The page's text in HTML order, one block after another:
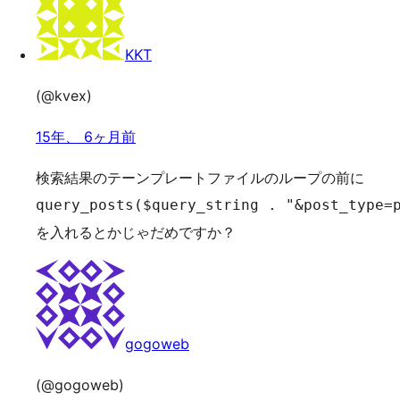
KKT
(@kvex)
15年、 6ヶ月前
検索結果のテーンプレートファイルのループの前に
query_posts($query_string .
を入れるとかじゃだめですか？
gogoweb
(@gogoweb)